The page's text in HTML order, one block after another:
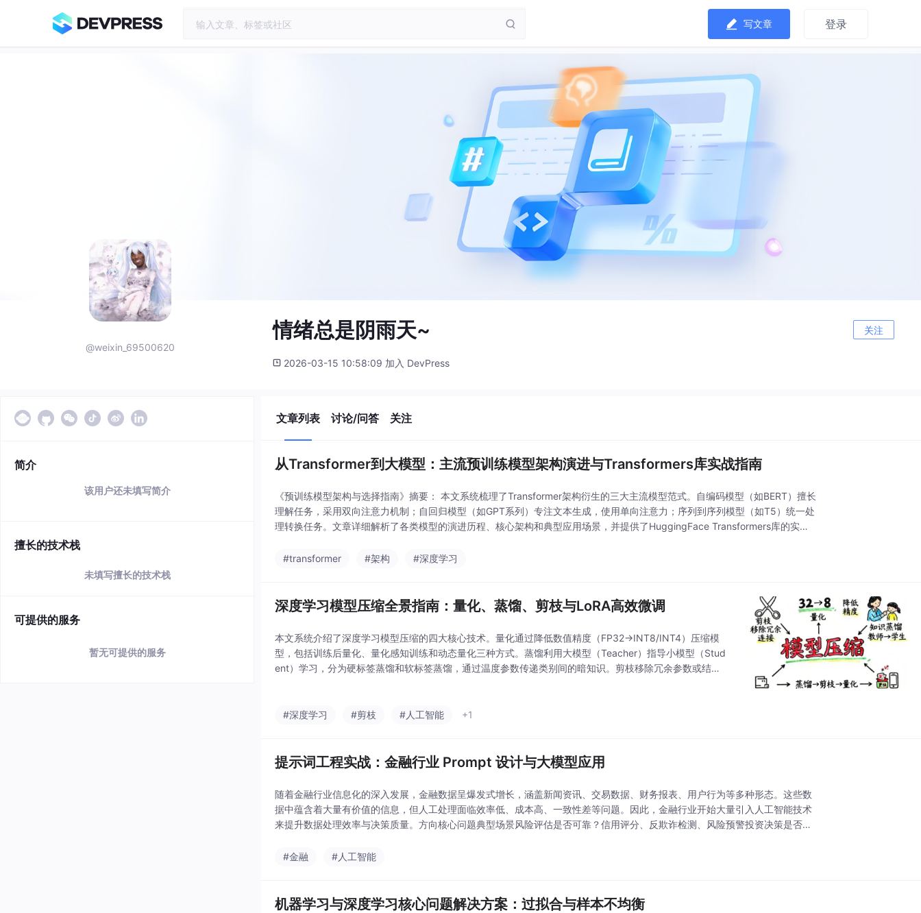
写文章 登录
@weixin_69500620
情绪总是阴雨天~ 关注
2026-03-15 10:58:09 加入 DevPress
简介
该用户还未填写简介
擅长的技术栈
未填写擅长的技术栈
可提供的服务
暂无可提供的服务
文章列表 讨论/问答 关注
从Transformer到大模型：主流预训练模型架构演进与Transformers库实战指南
《预训练模型架构与选择指南》摘要： 本文系统梳理了Transformer架构衍生的三大主流模型范式。自编码模型（如BERT）擅长
理解任务，采用双向注意力机制；自回归模型（如GPT系列）专注文本生成，使用单向注意力；序列到序列模型（如T5）统一处
理转换任务。文章详细解析了各类模型的演进历程、核心架构和典型应用场景，并提供了HuggingFace Transformers库的实用
#transformer
#架构 #深度学习
深度学习模型压缩全景指南：量化、蒸馏、剪枝与LoRA高效微调
本文系统介绍了深度学习模型压缩的四大核心技术。量化通过降低数值精度（FP32→INT8/INT4）压缩模
型，包括训练后量化、量化感知训练和动态量化三种方式。蒸馏利用大模型（Teacher）指导小模型（Stud
ent）学习，分为硬标签蒸馏和软标签蒸馏，通过温度参数传递类别间的暗知识。剪枝移除冗余参数或结
#深度学习
#剪枝 #人工智能 +1
提示词工程实战：金融行业 Prompt 设计与大模型应用
随着金融行业信息化的深入发展，金融数据呈爆发式增长，涵盖新闻资讯、交易数据、财务报表、用户行为等多种形态。这些数
据中蕴含着大量有价值的信息，但人工处理面临效率低、成本高、一致性差等问题。因此，金融行业开始大量引入人工智能技术
来提升数据处理效率与决策质量。方向核心问题典型场景风险评估是否可靠？信用评分、反欺诈检测、风险预警投资决策是否值
#金融
#人工智能
机器学习与深度学习核心问题解决方案：过拟合与样本不均衡